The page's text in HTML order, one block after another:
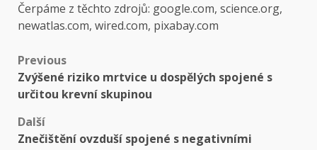
Čerpáme z těchto zdrojů: google.com, science.org,
newatlas.com, wired.com, pixabay.com
Post
navigation
Previous
Zvýšené riziko mrtvice u dospělých spojené s
určitou krevní skupinou
Další
Znečištění ovzduší spojené s negativními